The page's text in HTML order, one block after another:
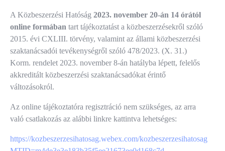
A Közbeszerzési Hatóság 2023. november 20-án 14 órától
online formában tart tájékoztatást a közbeszerzésekről szóló
2015. évi CXLIII. törvény, valamint az állami közbeszerzési
szaktanácsadói tevékenységről szóló 478/2023. (X. 31.)
Korm. rendelet 2023. november 8-án hatályba lépett, felelős
akkreditált közbeszerzési szaktanácsadókat érintő
változásokról.
Az online tájékoztatóra regisztráció nem szükséges, az arra
való csatlakozás az alábbi linkre kattintva lehetséges:
https://kozbeszerzesihatosag.webex.com/kozbeszerzesihatosag/